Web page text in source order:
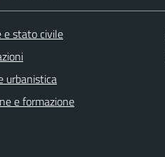
e stato civile
urbanistica
e formazione